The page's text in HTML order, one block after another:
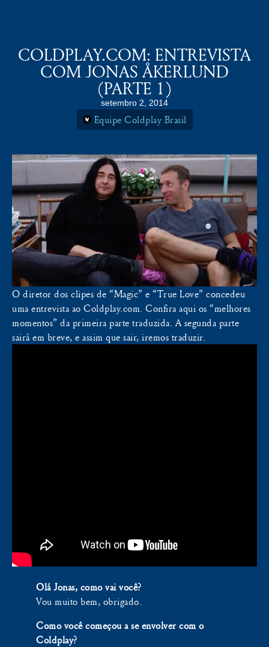
COLDPLAY.COM: ENTREVISTA
COM JONAS ÅKERLUND
(PARTE 1)
setembro 2, 2014
Equipe Coldplay Brasil
O diretor dos clipes de “Magic” e “True Love” concedeu
uma entrevista ao Coldplay.com. Confira aqui os “melhores
momentos” da primeira parte traduzida. A segunda parte
sairá em breve, e assim que sair, iremos traduzir.
Olá Jonas, como vai você?
Vou muito bem, obrigado.
Como você começou a se envolver com o
Coldplay?